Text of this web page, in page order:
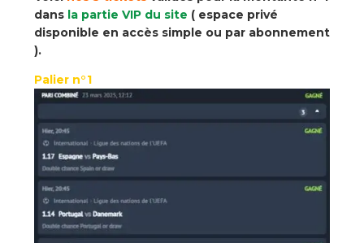
dans la partie VIP du site ( espace privé
disponible en accès simple ou par abonnement
).
Palier n°1